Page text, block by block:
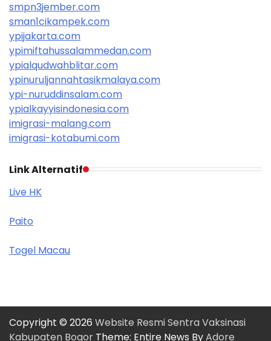
smpn3jember.com
sman1cikampek.com
ypijakarta.com
ypimiftahussalammedan.com
ypialqudwahblitar.com
ypinuruljannahtasikmalaya.com
ypi-nuruddinsalam.com
ypialkayyisindonesia.com
imigrasi-malang.com
imigrasi-kotabumi.com
Link Alternatif
Live HK
Paito
Togel Macau
Copyright © 2026 Website Resmi Sentra Vaksinasi
Kabupaten Bogor Theme: Entire News ByAdore